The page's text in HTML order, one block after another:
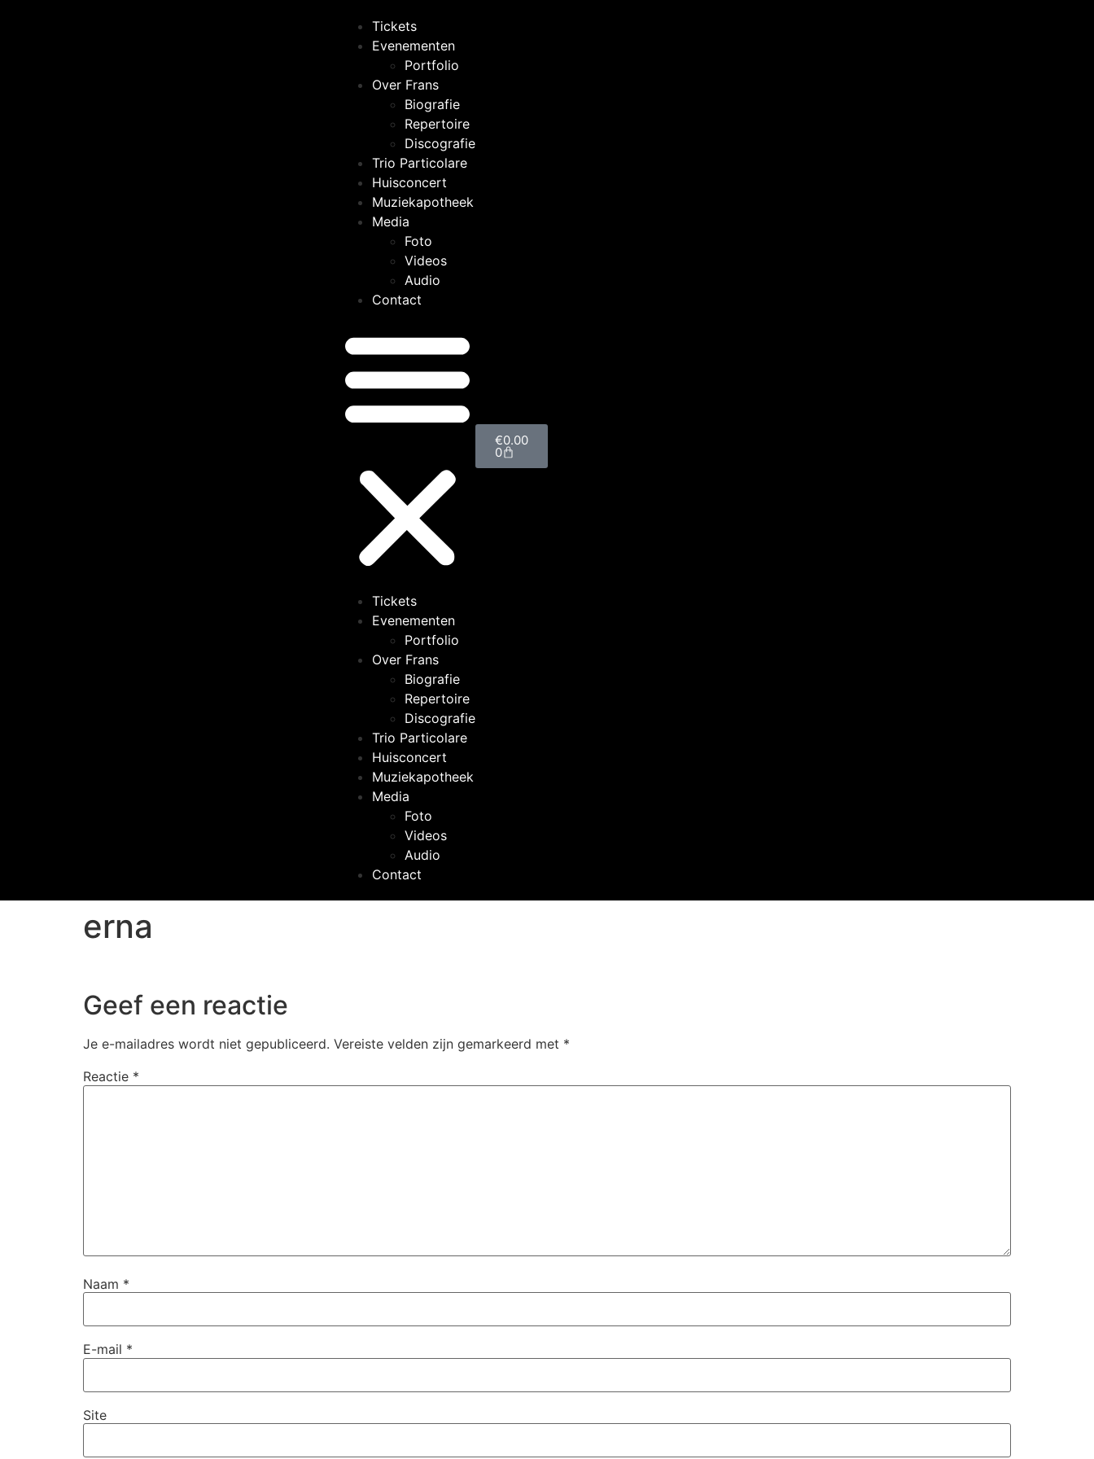
Tickets
Evenementen
Portfolio
Over Frans
Biografie
Repertoire
Discografie
Trio Particolare
Huisconcert
Muziekapotheek
Media
Foto
Videos
Audio
Contact
Tickets
Evenementen
Portfolio
Over Frans
Biografie
Repertoire
Discografie
Trio Particolare
Huisconcert
Muziekapotheek
Media
Foto
Videos
Audio
Contact
€0.00
0
erna
Geef een reactie
Je e-mailadres wordt niet gepubliceerd. Vereiste velden zijn gemarkeerd met *
Reactie *
Naam *
E-mail *
Site